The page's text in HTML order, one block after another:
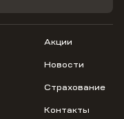
Акции
Новости
Страхование
Контакты